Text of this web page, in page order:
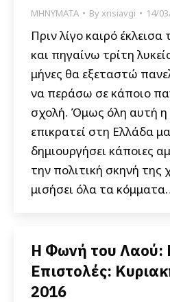
ΜΗΝΥΜΑΤΑ Byxrisiavgi 14/
Πριν λίγο καιρό
και πηγαίνω τρίτη
μήνες θα εξεταστώ
να περάσω σε κάποιο
σχολή. Όμως όλη αυτή
επικρατεί στη Ελλάδα
δημιουργήσει κάποιες
την πολιτική σκηνή
μισήσει όλα τα
Η Φωνή του Λαού:
Επιστολές:
2016